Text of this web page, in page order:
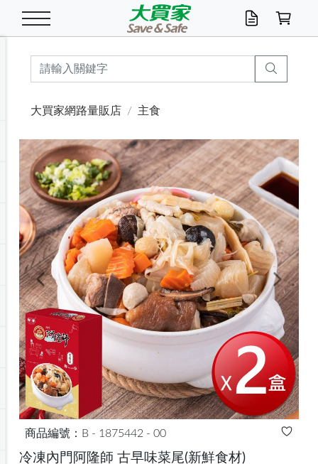
五穀/南北貨
湯類/湯塊
油/調味料 醬油.油膏.蠔油
調味用品
咖哩/沾拌醬/抹醬
泡麵 / 麵條
碗麵/義大利麵
麵條/快煮麵/米粉
箱購專區
罐頭調理包
醬菜/玉米罐
調理食品
肉鬆/肉醬罐
點心罐
零嘴
堅果/海苔
肉乾/豆乾
美味餅乾 糕餅/點心
洋芋片
節日限定伴手禮
糖果/巧克力
巧克力
飲料
果汁咖啡
碳酸/礦泉水
保久乳/豆米漿
機能飲料
箱購飲料
機能保健
族群保健
常備/醫材/口罩
▶保健品牌推薦
奶粉/穀麥片 麥片/玉米片
沖調穀粉/隨手包
特色茶品
紅茶
奶茶/花草茶
烏龍/普洱茶/其他
黑糖桂圓/蜂蜜醋
咖啡/可可
咖啡豆/粉/濾掛
可可/糖/奶精
香皂/洗手乳
美髮造型 造型髮品
染髮產品
口腔清潔
牙膏/漱口水
口腔配件
臉部清潔
卸妝/粉刺調理
刮鬍用品
開架/身體保養
面/眼膜
身體保養
開架彩妝/防曬
保鮮/微波
飲水用具
廚房配件
掃除用具/照明/五金 洗衣/曬衣用具
電池/延長線
燈泡/檯燈/照明
修繕/五金/祭祀
傢飾/收納/衛浴
收納用品
衛浴/毛巾
地墊/家飾品
寵物/園藝
寵物清潔/百貨
園藝用品
廚房紙巾/平版/
箱購免運區
日用活動區
衣物清潔 洗衣粉/皂
漂白水/柔軟精
箱購免運區
居家清潔
浴廁/水管清潔
居家清潔/除濕芳
防蚊/殺蟲
衛生棉/護墊
成人/嬰兒紙尿褲
嬰兒尿布
成人紙尿褲
烤箱/微波/電磁爐
快煮壺/烘碗機
咖啡機/果汁調理
季節家電 風扇/防蚊家電
電暖器
生活家電
美容家電
家用電器
3C/電腦周邊/OA
數位週邊
手機/平板周邊
辦公用具
辦公文具/收納
玩具/擺設小物
汽機車百貨 汽車百貨
休閒/運動
健身/按摩/瑜珈
測量/護具/其他
球類/運動
服飾/配件
配件
男/女/機能包
戶外/室內鞋
調理食品
箱購免運 清潔用品免運
居家/汽百用品
主題專區
店長推薦
這夏不怕熱
綠意露營生活
大買家網路量販店 主食
Previous Next
商品編號：B - 1875442 - 00
冷凍內門阿隆師 古早味菜尾(新鮮食材)